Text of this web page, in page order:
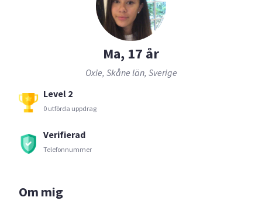
Ma, 17 år
Oxie, Skåne län, Sverige
Level 2
0 utförda uppdrag
Verifierad
Telefonnummer
Om mig